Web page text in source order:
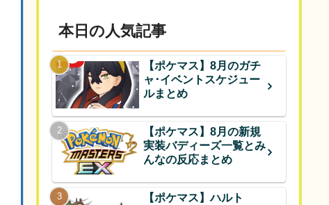
本日の人気記事
【ポケマス】8月のガチ
ャ･イベントスケジュー
ルまとめ
【ポケマス】8月の新規
実装バディーズ一覧とみ
んなの反応まとめ
【ポケマス】ハルト